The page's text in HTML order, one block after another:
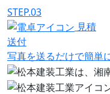
STEP.03
見積
送付
写真を送るだけで簡単